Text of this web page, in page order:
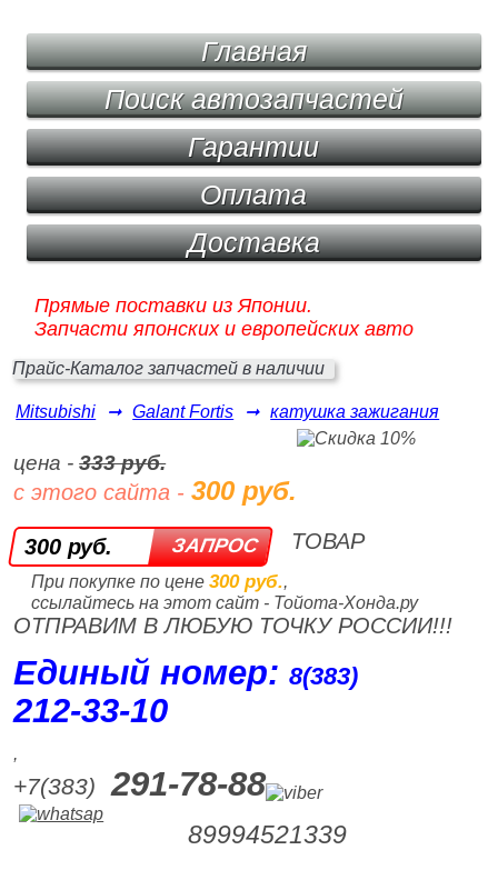
Главная
Поиск автозапчастей
Гарантии
Оплата
Доставка
Прямые поставки из Японии.
Запчасти японских и европейских авто
Прайс-Каталог запчастей в наличии
Mitsubishi ➞ Galant Fortis ➞ катушка зажигания
цена -333 руб.
с этого сайта -300 руб.
300 руб.
При покупке по цене 300 руб.,
ссылайтесь на этот сайт - Тойота-Хонда.ру
ТОВАР
ОТПРАВИМ В ЛЮБУЮ ТОЧКУ РОССИИ!!!
Единый номер:8(383)
212‑33‑10
,
+7(383) 291-78-88
89994521339